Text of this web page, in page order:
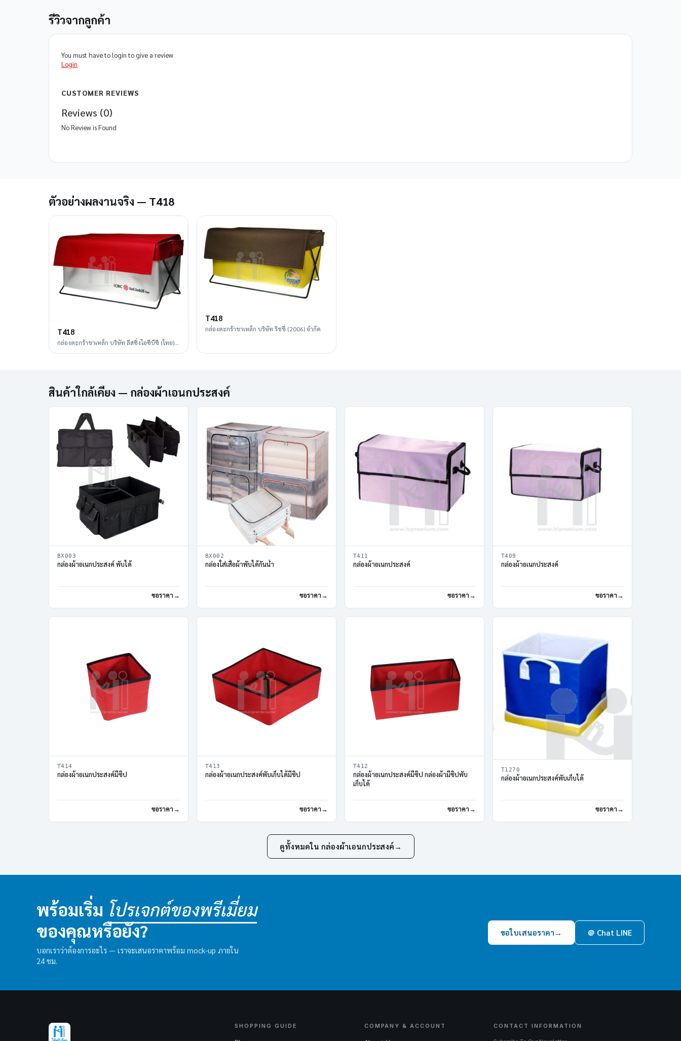
รีวิวจากลูกค้า
You must have to login to give a review
Login
CUSTOMER REVIEWS
Reviews (0)
No Review is Found
ตัวอย่างผลงานจริง — T418
T418
กล่องตะกร้าขาเหล็ก บริษัท ลีสซิ่งไอซีบีซี (ไทย)
จำกัด
T418
กล่องตะกร้าขาเหล็ก บริษัท ริชชี่ (2006) จำกัด
สินค้าใกล้เคียง — กล่องผ้าเอนกประสงค์
BX003
กล่องผ้าอเนกประสงค์ พับได้
ขอราคา
BX002
กล่องใส่เสื้อผ้าพับได้กันน้ำ
ขอราคา
T411
กล่องผ้าอเนกประสงค์
ขอราคา
T409
กล่องผ้าอเนกประสงค์
ขอราคา
T414
กล่องผ้าอเนกประสงค์มีซิป
ขอราคา
T413
กล่องผ้าอเนกประสงค์พับเก็บได้มีซิป
ขอราคา
T412
กล่องผ้าอเนกประสงค์มีซิป กล่องผ้ามีซิปพับ
เก็บได้
ขอราคา
T1270
กล่องผ้าอเนกประสงค์พับเก็บได้
ขอราคา
ดูทั้งหมดใน กล่องผ้าเอนกประสงค์ →
พร้อมเริ่ม โปรเจกต์ของพรีเมี่ยม
ของคุณหรือยัง?
บอกเราว่าต้องการอะไร — เราจะเสนอราคาพร้อม mock-up ภายใน
24 ชม.
ขอใบเสนอราคา → ＠ Chat LINE
SHOPPING GUIDE COMPANY & ACCOUNT CONTACT INFORMATION